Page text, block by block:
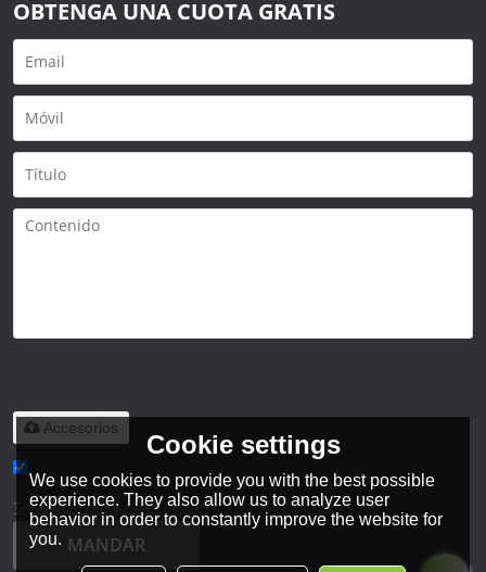
OBTENGA UNA CUOTA GRATIS
Accesorios
He leido y acepto los Términos y Condiciones de este servicio,
Términos y Condiciones
MANDAR
Cookie settings
We use cookies to provide you with the best possible
experience. They also allow us to analyze user
behavior in order to constantly improve the website for
you.